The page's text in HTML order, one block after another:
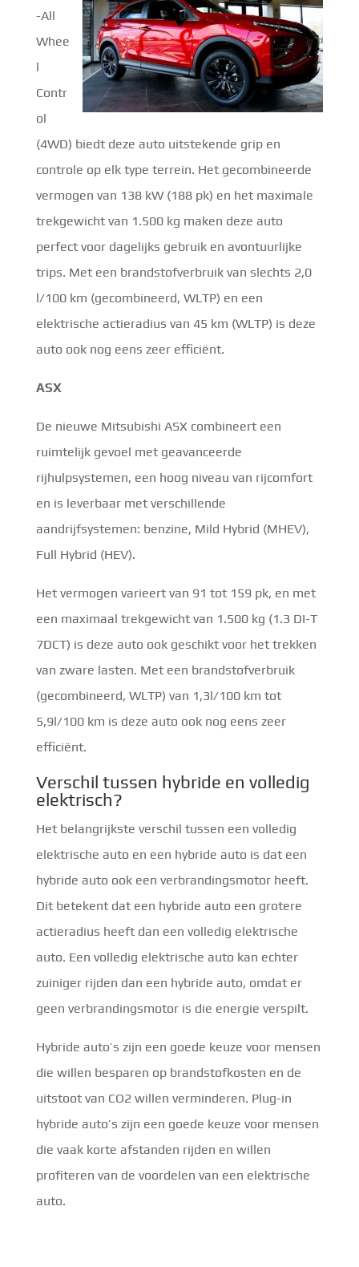
-All
Whee
l
Contr
ol
(4WD) biedt deze auto uitstekende grip en
controle op elk type terrein. Het gecombineerde
vermogen van 138 kW (188 pk) en het maximale
trekgewicht van 1.500 kg maken deze auto
perfect voor dagelijks gebruik en avontuurlijke
trips. Met een brandstofverbruik van slechts 2,0
l/100 km (gecombineerd, WLTP) en een
elektrische actieradius van 45 km (WLTP) is deze
auto ook nog eens zeer efficiënt.
ASX
De nieuwe Mitsubishi ASX combineert een
ruimtelijk gevoel met geavanceerde
rijhulpsystemen, een hoog niveau van rijcomfort
en is leverbaar met verschillende
aandrijfsystemen: benzine, Mild Hybrid (MHEV),
Full Hybrid (HEV).
Het vermogen varieert van 91 tot 159 pk, en met
een maximaal trekgewicht van 1.500 kg (1.3 DI-T
7DCT) is deze auto ook geschikt voor het trekken
van zware lasten. Met een brandstofverbruik
(gecombineerd, WLTP) van 1,3l/100 km tot
5,9l/100 km is deze auto ook nog eens zeer
efficiënt.
Verschil tussen hybride en volledig
elektrisch?
Het belangrijkste verschil tussen een volledig
elektrische auto en een hybride auto is dat een
hybride auto ook een verbrandingsmotor heeft.
Dit betekent dat een hybride auto een grotere
actieradius heeft dan een volledig elektrische
auto. Een volledig elektrische auto kan echter
zuiniger rijden dan een hybride auto, omdat er
geen verbrandingsmotor is die energie verspilt.
Hybride auto’s zijn een goede keuze voor mensen
die willen besparen op brandstofkosten en de
uitstoot van CO2 willen verminderen. Plug-in
hybride auto’s zijn een goede keuze voor mensen
die vaak korte afstanden rijden en willen
profiteren van de voordelen van een elektrische
auto.